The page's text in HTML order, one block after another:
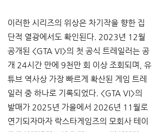
이러한 시리즈의 위상은 차기작을 향한 집
단적 열광에서도 확인된다. 2023년 12월
공개된 <GTA VI>의 첫 공식 트레일러는 공
개 24시간 만에 9천만 회 이상 조회되며, 유
튜브 역사상 가장 빠르게 확산된 게임 트레
일러 중 하나로 기록되었다. <GTA VI>의
발매가 2025년 가을에서 2026년 11월로
연기되자마자 락스타게임즈의 모회사 테이